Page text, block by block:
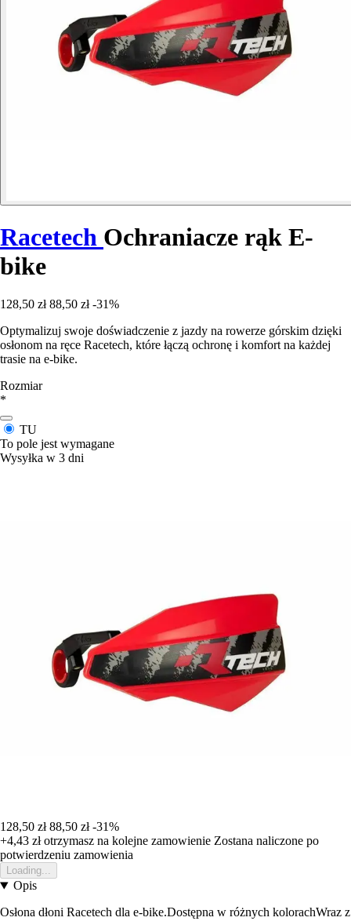
Racetech Ochraniacze rąk E-
bike
128,50 zł 88,50 zł -31%
Optymalizuj swoje doświadczenie z jazdy na rowerze górskim dzięki
osłonom na ręce Racetech, które łączą ochronę i komfort na każdej
trasie na e-bike.
Rozmiar
*
TU
To pole jest wymagane
Wysyłka w 3 dni
128,50 zł 88,50 zł -31%
+4,43 złotrzymasz na kolejne zamowienie Zostana naliczone po
potwierdzeniu zamowienia
Loading...
Opis
Osłona dłoni Racetech dla e-bike.Dostępna w różnych kolorachWraz z